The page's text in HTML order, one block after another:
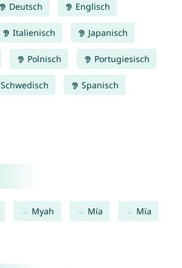
Deutsch Englisch
Italienisch Japanisch
Polnisch Portugiesisch
Schwedisch Spanisch
Myah Mía Mïa